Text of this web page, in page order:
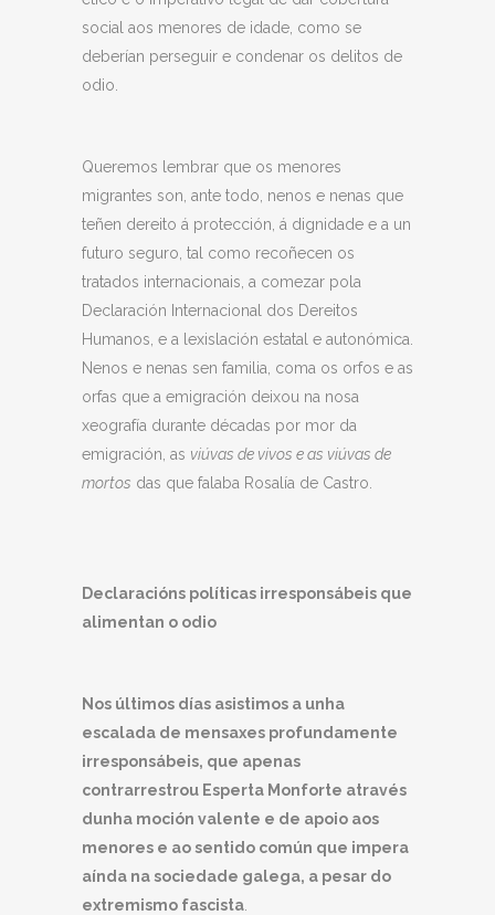
social aos menores de idade, como se
deberían perseguir e condenar os delitos de
odio.
Queremos lembrar que os menores
migrantes son, ante todo, nenos e nenas que
teñen dereito á protección, á dignidade e a un
futuro seguro, tal como recoñecen os
tratados internacionais, a comezar pola
Declaración Internacional dos Dereitos
Humanos, e a lexislación estatal e autonómica.
Nenos e nenas sen familia, coma os orfos e as
orfas que a emigración deixou na nosa
xeografía durante décadas por mor da
emigración, as viúvas de vivos e as viúvas de
mortos das que falaba Rosalía de Castro.
Declaracións políticas irresponsábeis que
alimentan o odio
Nos últimos días asistimos a unha
escalada de mensaxes profundamente
irresponsábeis, que apenas
contrarrestrou Esperta Monforte através
dunha moción valente e de apoio aos
menores e ao sentido común que impera
aínda na sociedade galega, a pesar do
extremismo fascista.